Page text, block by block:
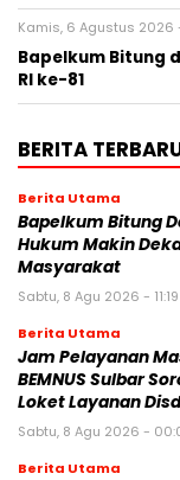
Kamis, 6 Agustus 2026
Bapelkum Bitung
RI ke-81
BERITA
Berita Utama
Bapelkum Bitung
Hukum Makin
Masyarakat
Sabtu, 8 Agu 2026 -
Berita Utama
Jam Pelayanan
BEMNUS Sulbar
Loket Layanan
Sabtu, 8 Agu 2026 -
Berita Utama